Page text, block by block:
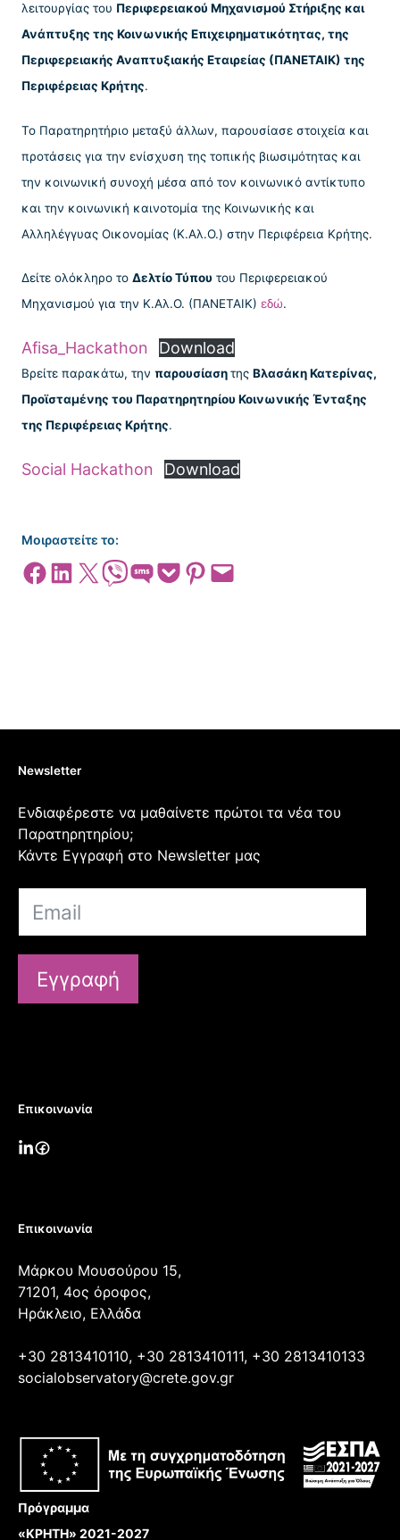
λειτουργίας του Περιφερειακού Μηχανισμού Στήριξης και
Ανάπτυξης της Κοινωνικής Επιχειρηματικότητας, της
Περιφερειακής Αναπτυξιακής Εταιρείας (ΠΑΝΕΤΑΙΚ) της
Περιφέρειας Κρήτης.
Το Παρατηρητήριο μεταξύ άλλων, παρουσίασε στοιχεία και
προτάσεις για την ενίσχυση της τοπικής βιωσιμότητας και
την κοινωνική συνοχή μέσα από τον κοινωνικό αντίκτυπο
και την κοινωνική καινοτομία της Κοινωνικής και
Αλληλέγγυας Οικονομίας (Κ.Αλ.Ο.) στην Περιφέρεια Κρήτης.
Δείτε ολόκληρο το Δελτίο Τύπου του Περιφερειακού
Μηχανισμού για την Κ.Αλ.Ο. (ΠΑΝΕΤΑΙΚ) εδώ.
Afisa_Hackathon Download
Βρείτε παρακάτω, την παρουσίασητης Βλασάκη Κατερίνας,
Προϊσταμένης του Παρατηρητηρίου Κοινωνικής Ένταξης
της Περιφέρειας Κρήτης.
Social Hackathon Download
Μοιραστείτε το:
Share on Facebook
Share on LinkedIn
Share on X Share on ViberShare on SMSShare on Pocket
Share on Pinterest
Email this Page
Newsletter
Ενδιαφέρεστε να μαθαίνετε πρώτοι τα νέα του
Παρατηρητηρίου;
Κάντε Εγγραφή στο Newsletter μας
Εγγραφή
Επικοινωνία
Επικοινωνία
Μάρκου Μουσούρου 15,
71201, 4ος όροφος,
Ηράκλειο, Ελλάδα
+30 2813410110, +30 2813410111, +30 2813410133
socialobservatory@crete.gov.gr
Πρόγραμμα
«ΚΡΗΤΗ» 2021-2027